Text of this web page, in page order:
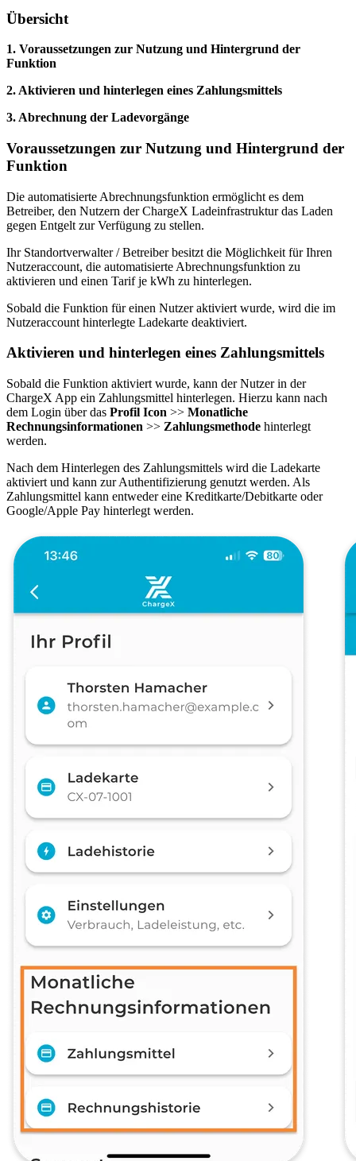
Übersicht
1. Voraussetzungen zur Nutzung und Hintergrund der
Funktion
2. Aktivieren und hinterlegen eines Zahlungsmittels
3. Abrechnung der Ladevorgänge
Voraussetzungen zur Nutzung und Hintergrund der
Funktion
Die automatisierte Abrechnungsfunktion ermöglicht es dem
Betreiber, den Nutzern der ChargeX Ladeinfrastruktur das Laden
gegen Entgelt zur Verfügung zu stellen.
Ihr Standortverwalter / Betreiber besitzt die Möglichkeit für Ihren
Nutzeraccount, die automatisierte Abrechnungsfunktion zu
aktivieren und einen Tarif je kWh zu hinterlegen.
Sobald die Funktion für einen Nutzer aktiviert wurde, wird die im
Nutzeraccount hinterlegte Ladekarte deaktiviert.
Aktivieren und hinterlegen eines Zahlungsmittels
Sobald die Funktion aktiviert wurde, kann der Nutzer in der
ChargeX App ein Zahlungsmittel hinterlegen. Hierzu kann nach
dem Login über das Profil Icon >> Monatliche
Rechnungsinformationen >> Zahlungsmethode hinterlegt
werden.
Nach dem Hinterlegen des Zahlungsmittels wird die Ladekarte
aktiviert und kann zur Authentifizierung genutzt werden. Als
Zahlungsmittel kann entweder eine Kreditkarte/Debitkarte oder
Google/Apple Pay hinterlegt werden.